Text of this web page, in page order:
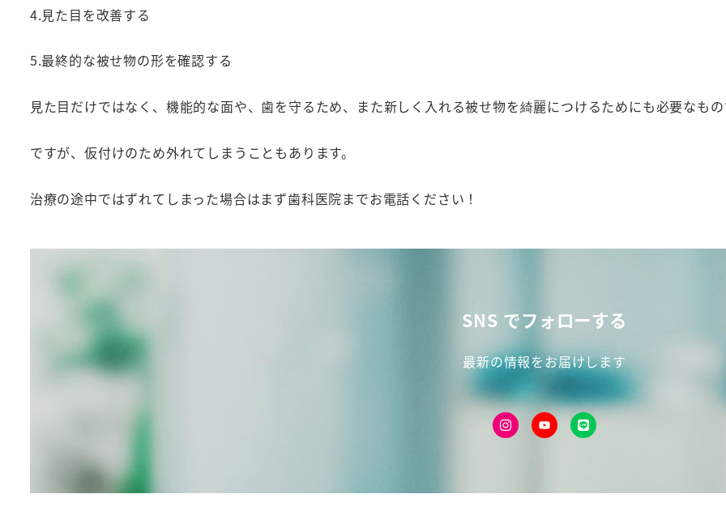
4.見た目を改善する
5.最終的な被せ物の形を確認する
見た目だけではなく、機能的な面や、歯を守るため、また新しく入れる被せ物を綺麗につけるためにも必要なも
ですが、仮付けのため外れてしまうこともあります。
治療の途中ではずれてしまった場合はまず歯科医院までお電話ください！
SNS でフォローする
最新の情報をお届けします